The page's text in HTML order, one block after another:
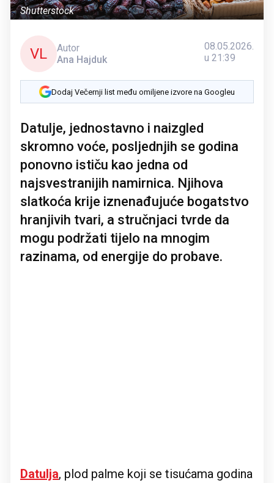
Shutterstock
VL
Autor
Ana Hajduk
08.05.2026.
u 21:39
Dodaj Večernji list među omiljene izvore na Googleu
Datulje, jednostavno i naizgled
skromno voće, posljednjih se godina
ponovno ističu kao jedna od
najsvestranijih namirnica. Njihova
slatkoća krije iznenađujuće bogatstvo
hranjivih tvari, a stručnjaci tvrde da
mogu podržati tijelo na mnogim
razinama, od energije do probave.
Datulja, plod palme koji se tisućama godina